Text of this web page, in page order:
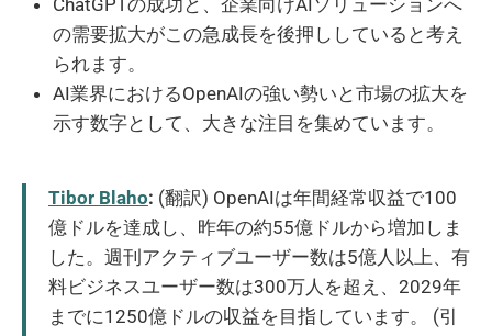
の需要拡大がこの急成長を後押ししていると考え
られます。
AI業界におけるOpenAIの強い勢いと市場の拡大を
示す数字として、大きな注目を集めています。
Tibor Blaho: (翻訳) OpenAIは年間経常収益で100
億ドルを達成し、昨年の約55億ドルから増加しま
した。週刊アクティブユーザー数は5億人以上、有
料ビジネスユーザー数は300万人を超え、2029年
までに1250億ドルの収益を目指しています。 (引